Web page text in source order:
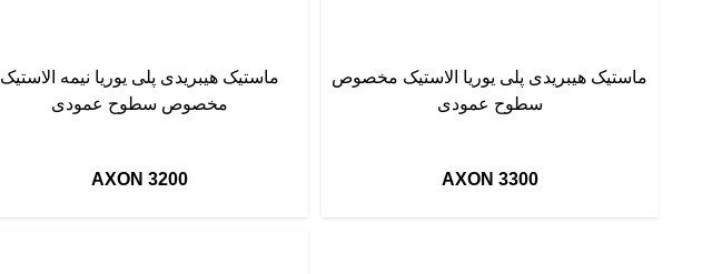
ماستیک هیبریدی پلی یوریا نیمه الاستیک
مخصوص سطوح عمودی
AXON 3200
ماستیک هیبریدی پلی یوریا الاستیک مخصوص
سطوح عمودی
AXON 3300